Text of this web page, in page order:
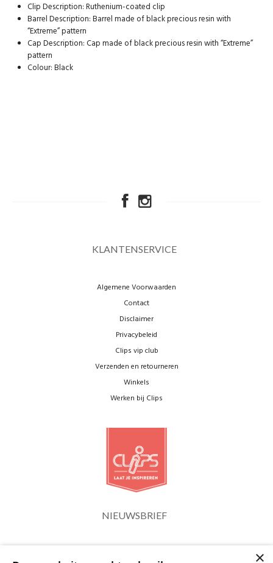
Clip Description: Ruthenium-coated clip
Barrel Description: Barrel made of black precious resin with
“Extreme” pattern
Cap Description: Cap made of black precious resin with “Extreme”
pattern
Colour: Black
KLANTENSERVICE
Algemene Voorwaarden
Contact
Disclaimer
Privacybeleid
Clips vip club
Verzenden en retourneren
Winkels
Werken bij Clips
NIEUWSBRIEF
×